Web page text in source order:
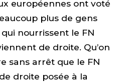
européennes ont voté
plus de gens
nourrissent le FN
de droite. Qu’on
sans arrêt que le FN
droite posée à la